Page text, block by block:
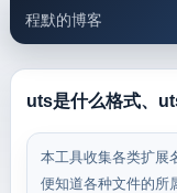
程默的博客
邮件工具
uts是什么格式、
本工具收集各类扩展
便知道各种文件的所